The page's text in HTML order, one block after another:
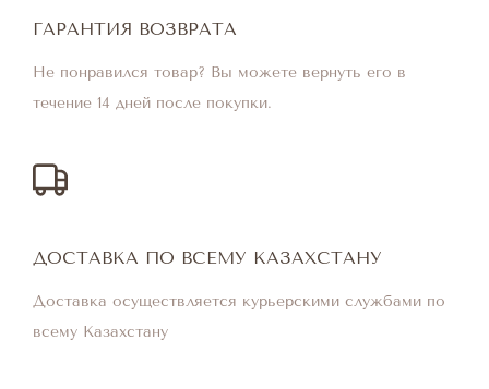
ГАРАНТИЯ ВОЗВРАТА
Не понравился товар? Вы можете вернуть его в
течение 14 дней после покупки.
ДОСТАВКА ПО ВСЕМУ КАЗАХСТАНУ
Доставка осуществляется курьерскими службами по
всему Казахстану